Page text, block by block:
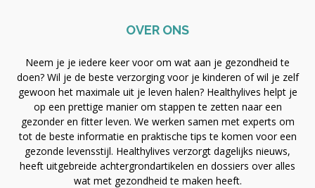
OVER ONS
Neem je je iedere keer voor om wat aan je gezondheid te
doen? Wil je de beste verzorging voor je kinderen of wil je zelf
gewoon het maximale uit je leven halen? Healthylives helpt je
op een prettige manier om stappen te zetten naar een
gezonder en fitter leven. We werken samen met experts om
tot de beste informatie en praktische tips te komen voor een
gezonde levensstijl. Healthylives verzorgt dagelijks nieuws,
heeft uitgebreide achtergrondartikelen en dossiers over alles
wat met gezondheid te maken heeft.